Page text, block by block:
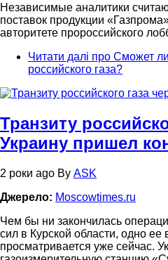
Независимые аналитики
поставок продукции
авторитете пророссийского
Читати далі про Сможет
российского газа?
Транзиту
Украину пришел
2 роки ago By ASK
Джерело: Moscowtimes.ru
Чем бы ни закончилась
сил в Курской области, одно
просматривается уже сейчас.